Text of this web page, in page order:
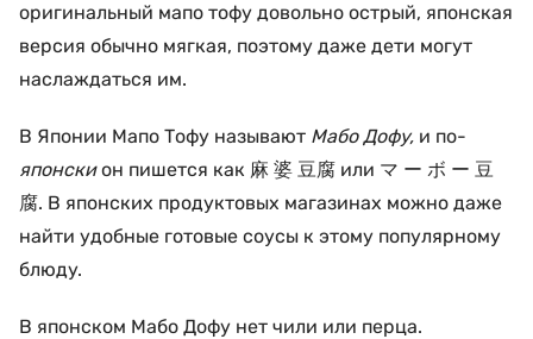
оригинальный мапо тофу довольно острый, японская
версия обычно мягкая, поэтому даже дети могут
наслаждаться им.
В Японии Мапо Тофу называют Мабо Дофу, и по-
японскион пишется как 麻 婆 豆腐 или マ ー ボ ー 豆
腐. В японских продуктовых магазинах можно даже
найти удобные готовые соусы к этому популярному
блюду.
В японском Мабо Дофу нет чили или перца.